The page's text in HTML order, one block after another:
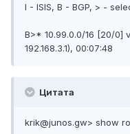
I - ISIS, B - BGP, > -
B>* 10.99.0.0/16 [20/0]
192.168.3.1), 00:07:48
Цитата
krik@junos.gw> show